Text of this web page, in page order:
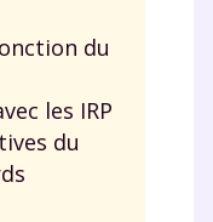
du
les IRP
du